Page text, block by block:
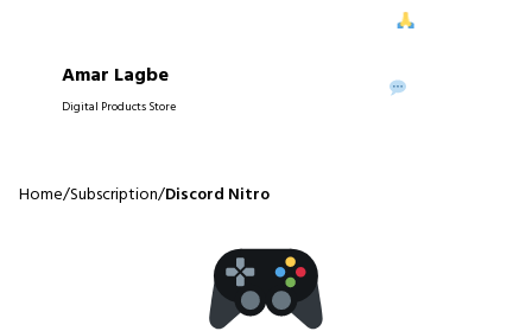
আপনাদের
Amar Lagbe
Digital Products Store
Home/Subscription/Discord Nitro